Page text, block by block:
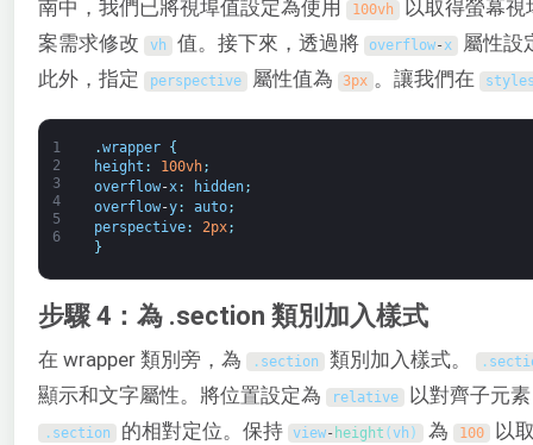
南中，我們已將視埠值設定為使用 100vh 以取得螢幕視
案需求修改
vh 值。接下來，透過將 overflow-x
屬性設
此外，指定
perspective 屬性值為 3px 。讓我們在
1
2
3
4
5
6
.wrapper
{
height : 100vh;
overflow-x: hidden;
overflow-y: auto;
perspective: 2px;
}
步驟 4：為 .section 類別加入樣式
在 wrapper 類別旁，為 . section 類別加入樣式。 .
顯示和文字屬性。將位置設定為 relative 以對齊子元
. section 的相對定位。保持 view- height (vh ) 為 100 以